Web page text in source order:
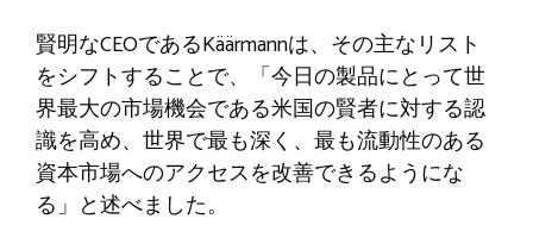
賢明なCEOであるKäärmannは、その主なリスト
をシフトすることで、「今日の製品にとって世
界最大の市場機会である米国の賢者に対する認
識を高め、世界で最も深く、最も流動性のある
資本市場へのアクセスを改善できるようにな
る」と述べました。